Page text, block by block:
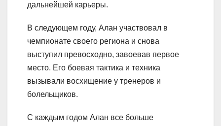
дальнейшей карьеры.
В следующем году, Алан участвовал в
чемпионате своего региона и снова
выступил превосходно, завоевав первое
место. Его боевая тактика и техника
вызывали восхищение у тренеров и
болельщиков.
С каждым годом Алан все больше